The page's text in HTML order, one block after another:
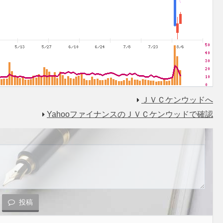
ＪＶＣケンウッドへ
YahooファイナンスのＪＶＣケンウッドで確認
投稿